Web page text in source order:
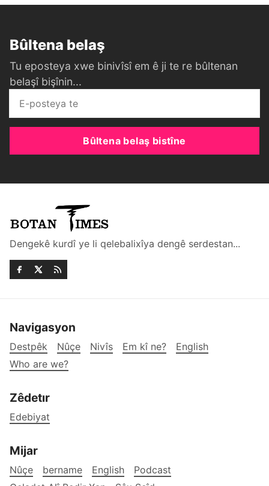
Bûltena belaş
Tu eposteya xwe binivîsî em ê ji te re bûltenan
belaşî bişînin...
Bûltena belaş bistîne
Dengekê kurdî ye li qelebalixîya dengê serdestan...
Navigasyon
Destpêk Nûçe Nivîs Em kî ne?
English
Who are we?
Zêdetır
Edebiyat
Mijar
Nûçe bername English
Podcast